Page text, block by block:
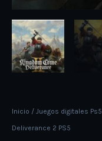
Inicio / Juegos digitales Ps5
Deliverance 2 PS5